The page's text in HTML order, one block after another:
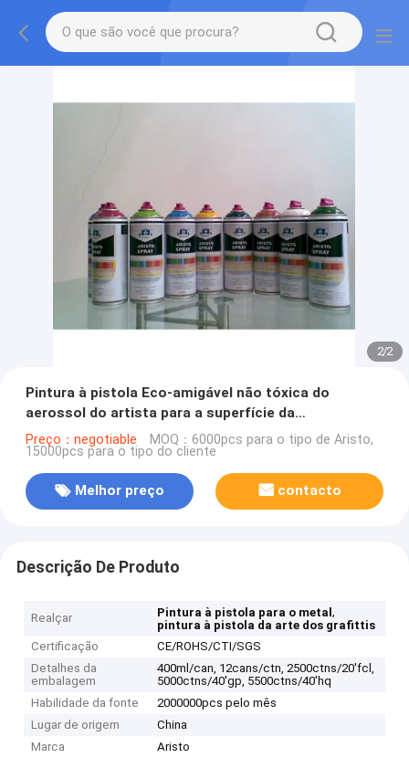
2/2
Pintura à pistola Eco-amigável não tóxica do
aerossol do artista para a superfície da
madeira/plástico/metal
Preço：negotiable MOQ：6000pcs para o tipo de Aristo,
15000pcs para o tipo do cliente
Melhor preço contacto
Descrição De Produto
Realçar Pintura à pistola para o metal,
pintura à pistola da arte dos grafittis
Certificação
CE/ROHS/CTI/SGS
Detalhes da
embalagem
400ml/can, 12cans/ctn, 2500ctns/20'fcl,
5000ctns/40'gp, 5500ctns/40'hq
Habilidade da fonte
2000000pcs pelo mês
Lugar de origem
China
Marca
Aristo